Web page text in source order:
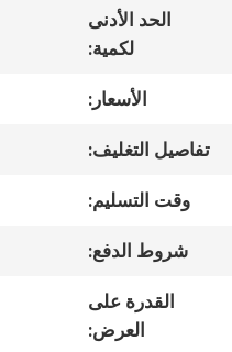
المعمل
مراقبة
الجودة
الحد الأدنى
لكمية:
الأسعار:
تفاصيل التغليف:
وقت التسليم:
شروط الدفع:
القدرة على
العرض: